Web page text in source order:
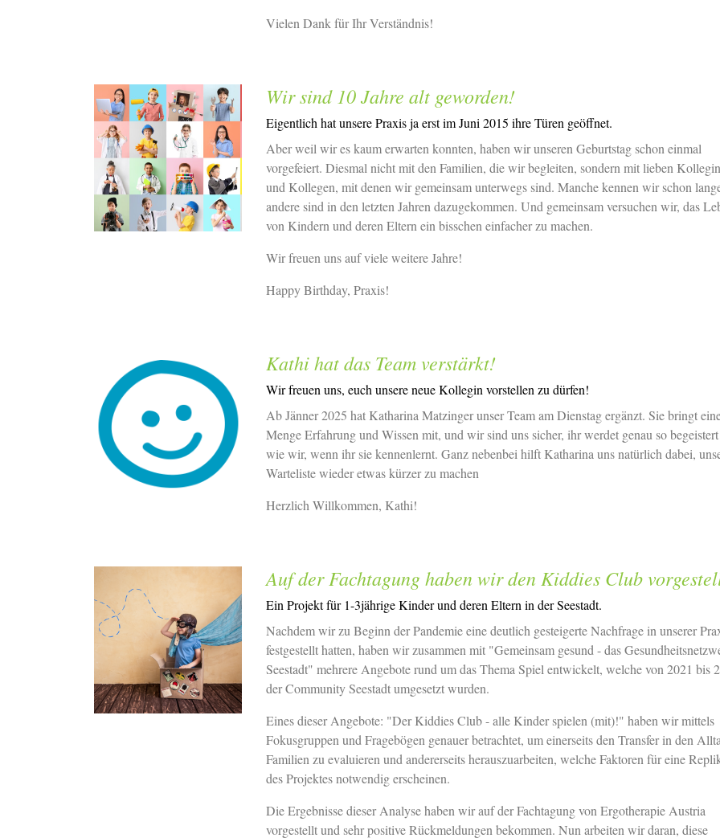
Vielen Dank für Ihr Verständnis!
Wir sind 10 Jahre alt geworden!
Eigentlich hat unsere Praxis ja erst im Juni 2015 ihre Türen geöffnet.
Aber weil wir es kaum erwarten konnten, haben wir unseren Geburtstag schon einmal
vorgefeiert. Diesmal nicht mit den Familien, die wir begleiten, sondern mit lieben
und Kollegen, mit denen wir gemeinsam unterwegs sind. Manche kennen wir schon
andere sind in den letzten Jahren dazugekommen. Und gemeinsam versuchen wir, das
von Kindern und deren Eltern ein bisschen einfacher zu machen.
Wir freuen uns auf viele weitere Jahre!
Happy Birthday, Praxis!
Kathi hat das Team verstärkt!
Wir freuen uns, euch unsere neue Kollegin vorstellen zu dürfen!
Ab Jänner 2025 hat Katharina Matzinger unser Team am Dienstag ergänzt. Sie bringt
Menge Erfahrung und Wissen mit, und wir sind uns sicher, ihr werdet genau so
wie wir, wenn ihr sie kennenlernt. Ganz nebenbei hilft Katharina uns natürlich dabei,
Warteliste wieder etwas kürzer zu machen
Herzlich Willkommen, Kathi!
Auf der Fachtagung haben wir den Kiddies Club
Ein Projekt für 1-3jährige Kinder und deren Eltern in der Seestadt.
Nachdem wir zu Beginn der Pandemie eine deutlich gesteigerte Nachfrage in unserer
festgestellt hatten, haben wir zusammen mit "Gemeinsam gesund - das
Seestadt" mehrere Angebote rund um das Thema Spiel entwickelt, welche von 2021 bis
der Community Seestadt umgesetzt wurden.
Eines dieser Angebote: "Der Kiddies Club - alle Kinder spielen (mit)!" haben wir mittels
Fokusgruppen und Fragebögen genauer betrachtet, um einerseits den Transfer in den
Familien zu evaluieren und andererseits herauszuarbeiten, welche Faktoren für eine
des Projektes notwendig erscheinen.
Die Ergebnisse dieser Analyse haben wir auf der Fachtagung von Ergotherapie Austria
vorgestellt und sehr positive Rückmeldungen bekommen. Nun arbeiten wir daran, diese